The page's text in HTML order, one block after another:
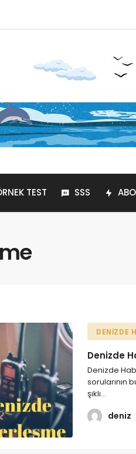
TEST SSS
DENIZDE
Denizde
Denizde
sorularının
şıklı…
deniz